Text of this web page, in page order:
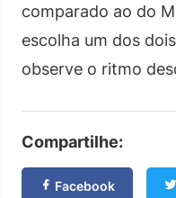
comparado ao do
escolha um dos
observe o ritmo
Compartilhe:
Facebook